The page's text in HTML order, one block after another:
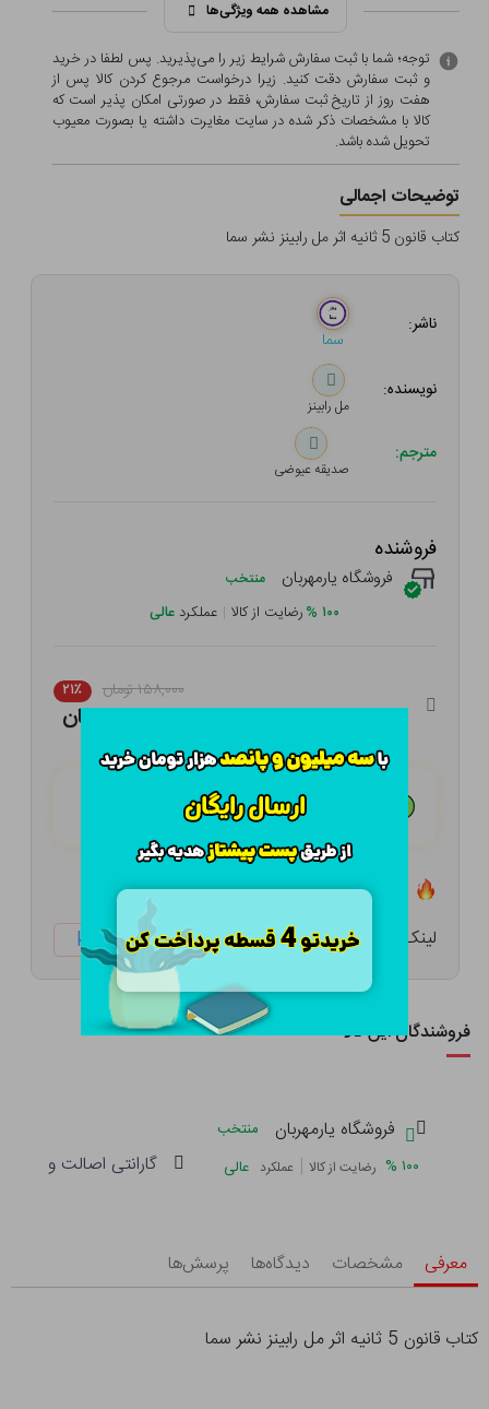
مشاهده همه ویژگی‌ها
توجه؛ شما با ثبت سفارش شرایط زیر را می‌پذیرید. پس لطفا در خرید
و ثبت سفارش دقت کنید. زیرا درخواست مرجوع کردن کالا پس از
هفت روز از تاریخ ثبت سفارش، فقط در صورتی امکان پذیر است که
کالا با مشخصات ذکر شده در سایت مغایرت داشته یا بصورت معيوب
تحویل شده باشد.
توضیحات اجمالی
کتاب قانون 5 ثانیه اثر مل رابینز نشر سما
ناشر:
سما
نویسنده:
مل رابینز
مترجم:
صدیقه عیوضی
فروشنده
فروشگاه یارمهربان منتخب
۱۰۰ %رضایت از کالا | عملکرد عالی
۱۵۸,۰۰۰ تومان ۲۱٪
۱۲۴,۸۲۰ تومان
هـر قسط با تــرب‌پــی:
تعداد ۲ عدد در انبار موجود است
لینک کوتاه: ketabtala.com/sbp-33845
فروشندگان این کالا
فروشگاه یارمهربان
منتخب
۱۰۰ % رضایت از کالا | عملکرد عالی گارانتی اصالت و
معرفی مشخصات دیدگاه‌ها پرسش‌ها
کتاب قانون 5 ثانیه اثر مل رابینز نشر سما